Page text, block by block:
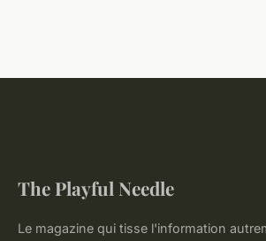
The Playful Needle
Le magazine qui tisse l'information